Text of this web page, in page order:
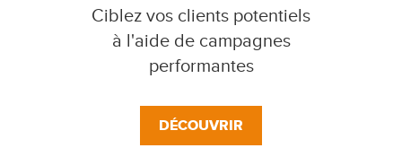
Ciblez vos clients potentiels
à l'aide de campagnes
performantes
DÉCOUVRIR